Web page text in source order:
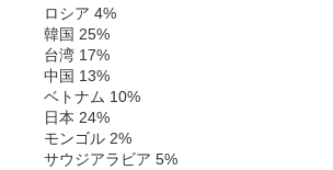
ロシア 4%
韓国 25%
台湾 17%
中国 13%
ベトナム 10%
日本 24%
モンゴル 2%
サウジアラビア 5%